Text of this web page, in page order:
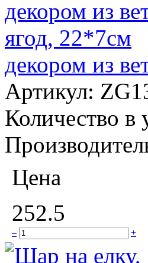
декором из
Артикул:
Количество в
Цена
252.5
– +